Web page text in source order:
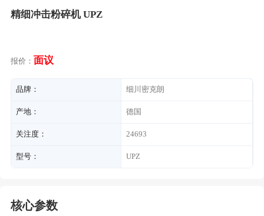
精细冲击粉碎机 UPZ
报价： 面议
品牌： 细川密克朗
产地： 德国
关注度： 24693
型号： UPZ
核心参数